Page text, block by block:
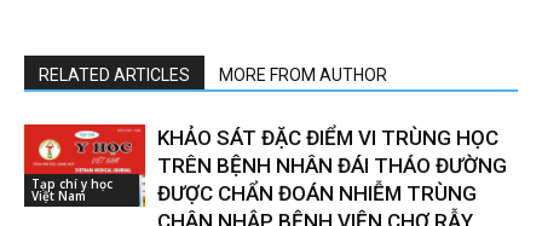
RELATED ARTICLES MORE FROM AUTHOR
Tạp chí y học
Việt Nam
KHẢO SÁT ĐẶC ĐIỂM VI TRÙNG HỌC
TRÊN BỆNH NHÂN ĐÁI THÁO ĐƯỜNG
ĐƯỢC CHẨN ĐOÁN NHIỄM TRÙNG
CHÂN NHẬP BỆNH VIỆN CHỢ RẪY